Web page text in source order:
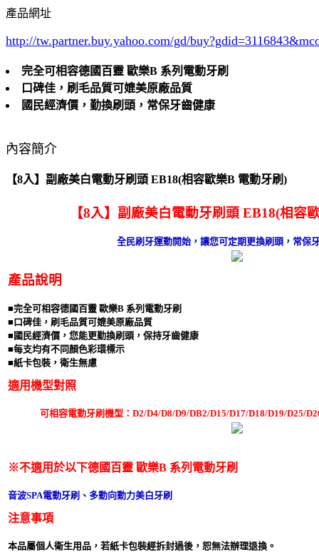
產品網址
http://tw.partner.buy.yahoo.com/gd/buy?gdid=3116843
完全可相容德國百靈 歐樂B 系列電動牙刷
口碑佳，刷毛品質可媲美原廠品質
國民經濟價，勤換刷頭，常保牙齒健康
內容簡介
【8入】副廠美白電動牙刷頭 EB18(相容歐樂B 電動牙刷)
【8入】副廠美白電動牙刷頭 EB18(相容
全民刷牙運動開始，讓您可定期更換刷頭，常保
產品說明
■完全可相容德國百靈 歐樂B 系列電動牙刷
■口碑佳，刷毛品質可媲美原廠品質
■國民經濟價，您能更勤換刷頭，保持牙齒健康
■每支均有不同顏色彩環標示
■紙卡包裝，衛生無慮
適用機型對照
可相容電動牙刷機型：D2/D4/D8/D9/DB2/D15/D17/D18/D19/D25/
※不適用於以下德國百靈 歐樂B 系列電動牙刷
音波SPA電動牙刷、多動向動力美白牙刷
注意事項
本品屬個人衛生用品，若紙卡包裝經拆封過後，恕無法辦理退換。